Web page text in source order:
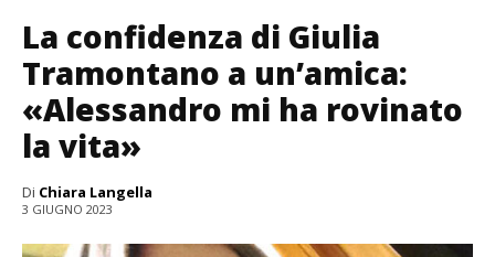
La confidenza di Giulia
Tramontano a un’amica:
«Alessandro mi ha rovinato
la vita»
Di Chiara Langella
3 GIUGNO 2023